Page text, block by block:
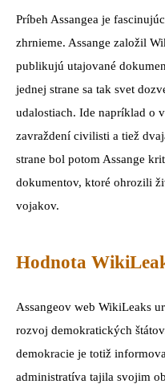
Príbeh Assangea je
zhrnieme. Assange založil
publikujú utajované
jednej strane sa tak svet
udalostiach. Ide napríklad o
zavraždení civilisti a tiež
strane bol potom Assange
dokumentov, ktoré ohrozili
vojakov.
Hodnota
Assangeov web WikiLeaks
rozvoj demokratických
demokracie je totiž
administratíva tajila svojim